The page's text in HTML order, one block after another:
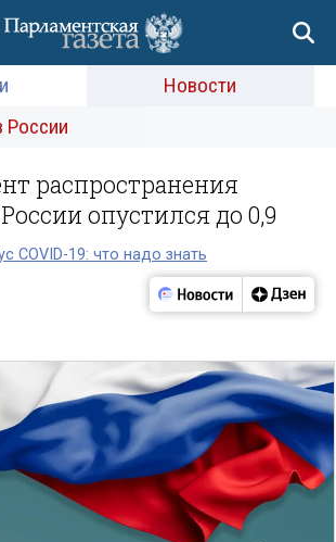
Новости
России
распространения
опустился до 0,9
COVID-19: что надо знать